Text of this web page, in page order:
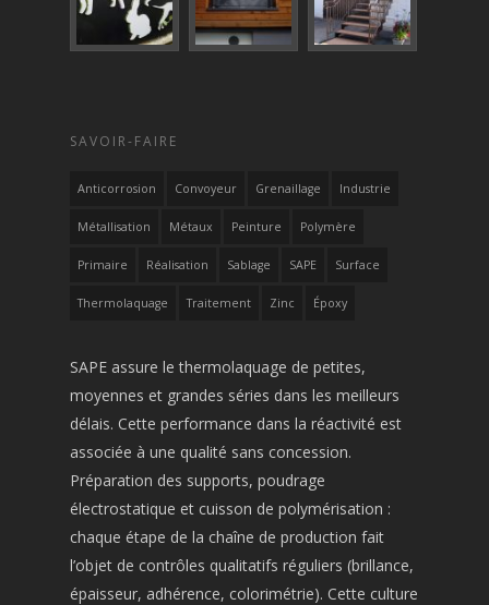
SAVOIR-FAIRE
Anticorrosion Convoyeur Grenaillage Industrie
Métallisation Métaux Peinture Polymère
Primaire Réalisation Sablage SAPE Surface
Thermolaquage Traitement Zinc Époxy
SAPE assure le thermolaquage de petites,
moyennes et grandes séries dans les meilleurs
délais. Cette performance dans la réactivité est
associée à une qualité sans concession.
Préparation des supports, poudrage
électrostatique et cuisson de polymérisation :
chaque étape de la chaîne de production fait
l’objet de contrôles qualitatifs réguliers (brillance,
épaisseur, adhérence, colorimétrie). Cette culture